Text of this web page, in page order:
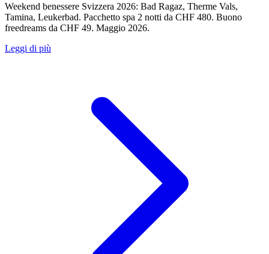
Weekend benessere Svizzera 2026: Bad Ragaz, Therme Vals,
Tamina, Leukerbad. Pacchetto spa 2 notti da CHF 480. Buono
freedreams da CHF 49. Maggio 2026.
Leggi di più